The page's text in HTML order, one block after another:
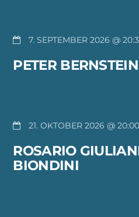
7. SEPTEMBER 2026 @
PETER
21. OKTOBER 2026 @ 20:00
ROSARIO
BIONDINI